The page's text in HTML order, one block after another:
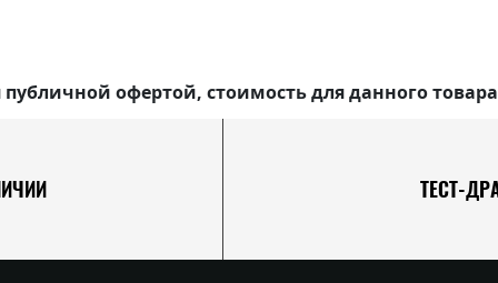
офертой, стоимость для данного
ТЕСТ-